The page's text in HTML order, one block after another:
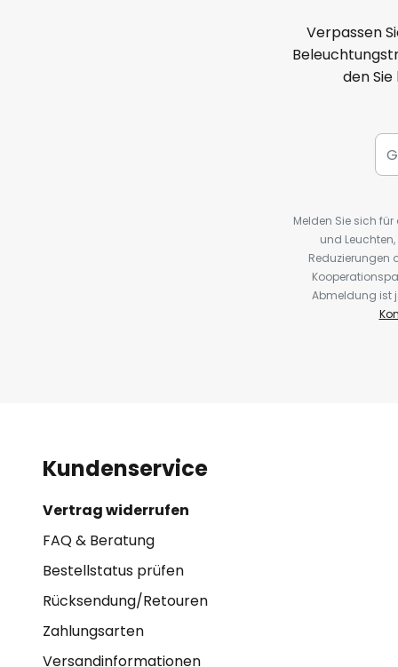
Verpassen
den
Melden Sie sich
und
Reduzierungen
Abmeldung ist
Kundenservice
Vertrag widerrufen
FAQ & Beratung
Bestellstatus prüfen
Rücksendung/Retouren
Zahlungsarten
Versandinformationen